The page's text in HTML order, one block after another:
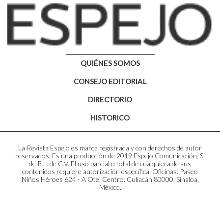
QUIÉNES SOMOS
CONSEJO EDITORIAL
DIRECTORIO
HISTORICO
La Revista Espejo es marca registrada y con derechos de autor
reservados. Es una producción de 2019 Espejo Comunicación, S.
de R.L. de C.V. El uso parcial o total de cualquiera de sus
contenidos requiere autorización específica. Oficinas: Paseo
Niños Héroes 624 - A Ote. Centro. Culiacán 80000, Sinaloa,
México.